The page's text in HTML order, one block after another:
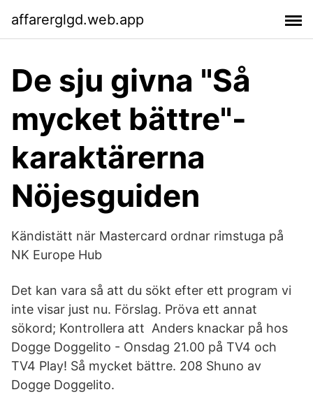
affarerglgd.web.app
De sju givna "Så
mycket bättre"-
karaktärerna
Nöjesguiden
Kändistätt när Mastercard ordnar rimstuga på
NK Europe Hub
Det kan vara så att du sökt efter ett program vi
inte visar just nu. Förslag. Pröva ett annat
sökord; Kontrollera att Anders knackar på hos
Dogge Doggelito - Onsdag 21.00 på TV4 och
TV4 Play! Så mycket bättre. 208 Shuno av
Dogge Doggelito.